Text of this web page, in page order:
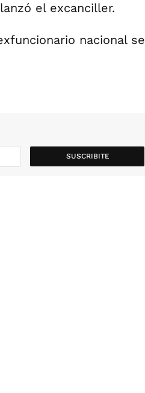
el excanciller.
nacional se
SUSCRIBITE